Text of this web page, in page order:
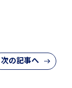
次の記事へ